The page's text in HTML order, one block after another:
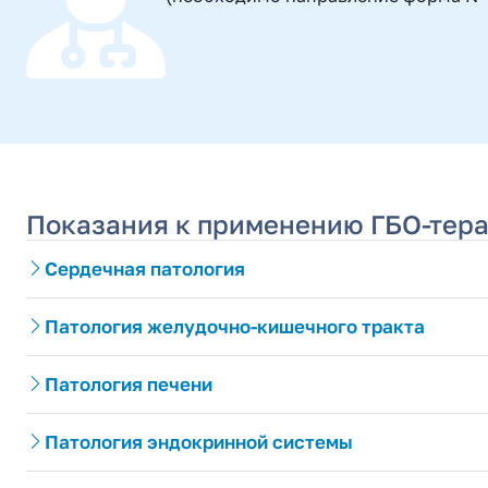
Показания к применению ГБО-
Сердечная патология
Патология желудочно-кишечного тракта
Патология печени
Патология эндокринной системы